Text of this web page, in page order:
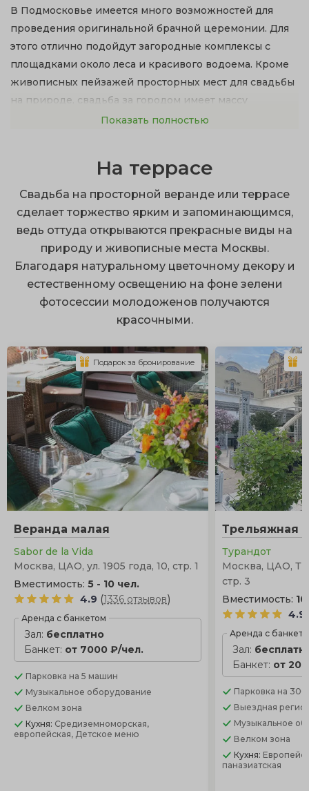
В Подмосковье имеется много возможностей для
проведения оригинальной брачной церемонии. Для
этого отлично подойдут загородные комплексы с
площадками около леса и красивого водоема. Кроме
живописных пейзажей просторных мест для свадьбы
на природе, свадьба за городом имеет массу
обслуживание;
респектабельные интерьеры с безупречным
сервисом;
ухоженная территория;
размещение большого количества гостей;
множество локаций для фотосессий;
оборудованные площадки.
огромный простор для воплощения интересных идей.
К эксклюзивным вариантам можно отнести аренду
старинного особняка или шикарной дворянской
усадьбы с искусственными прудами и ландшафтным
парком. По желанию здесь можно установить
белоснежные шатры с драпировкой и заказать
оригинальную сервировку, подходящую по стиль.
Показать полностью
На террасе
Свадьба на просторной веранде или террасе
сделает торжество ярким и запоминающимся,
ведь оттуда открываются прекрасные виды на
природу и живописные места Москвы.
Благодаря натуральному цветочному декору и
естественному освещению на фоне зелени
фотосессии молодоженов получаются
красочными.
Веранда малая
Sabor de la Vida
Москва, ЦАО, ул. 1905 года, 10, стр. 1
Вместимость: 5 - 10 чел.
4.9 (1336 отзывов)
Аренда с банкетом
Зал: бесплатно
Банкет: от 7000 ₽/чел.
Парковка на 5 машин
Музыкальное оборудование
Велком зона
Кухня: Средиземноморская,
европейская, Детское меню
Подарок за бронирование
Трельяжная
Турандот
Москва, ЦАО,
стр. 3
Вместимость:
4.9
Аренда с
Зал:
Банкет: от
Парковка на
Выездная
Музыкальное
Велком зона
Кухня:
паназиатская